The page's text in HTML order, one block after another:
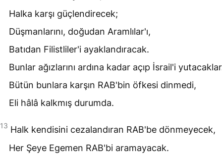
Halka karşı güçlendirecek;
Düşmanlarını, doğudan Aramlılar'ı,
Batıdan Filistliler'i ayaklandıracak.
Bunlar ağızlarını ardına kadar açıp İsrail'i
Bütün bunlara karşın RAB'bin öfkesi dinmedi,
Eli hâlâ kalkmış durumda.
13 Halk kendisini cezalandıran RAB'be dönmeyecek,
Her Şeye Egemen RAB'bi aramayacak.